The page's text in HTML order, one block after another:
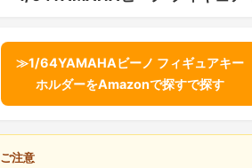
≫1/64YAMAHAビーノ フィギュアキー
ホルダーをAmazonで探すで探す
ご注意